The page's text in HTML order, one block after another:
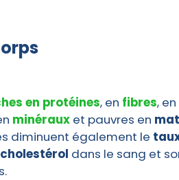
en protéines, en fibres, en
minéraux et pauvres en
diminuent également le
cholestérol dans le sang et